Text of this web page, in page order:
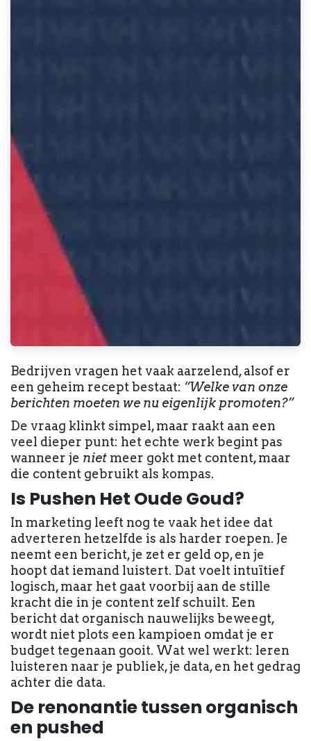
Bedrijven vragen het vaak aarzelend, alsof er
een geheim recept bestaat: “Welke van onze
berichten moeten we nu eigenlijk promoten?”
De vraag klinkt simpel, maar raakt aan een
veel dieper punt: het echte werk begint pas
wanneer je niet meer gokt met content, maar
die content gebruikt als kompas.
Is Pushen Het Oude Goud?
In marketing leeft nog te vaak het idee dat
adverteren hetzelfde is als harder roepen. Je
neemt een bericht, je zet er geld op, en je
hoopt dat iemand luistert. Dat voelt intuïtief
logisch, maar het gaat voorbij aan de stille
kracht die in je content zelf schuilt. Een
bericht dat organisch nauwelijks beweegt,
wordt niet plots een kampioen omdat je er
budget tegenaan gooit. Wat wel werkt: leren
luisteren naar je publiek, je data, en het gedrag
achter die data.
De renonantie tussen organisch
en pushed